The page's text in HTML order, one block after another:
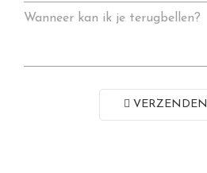
Wanneer kan ik je terugbellen?
VERZENDEN